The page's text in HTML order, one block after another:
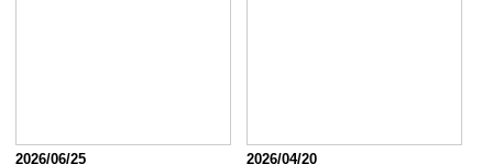
2026/06/25 2026/04/20